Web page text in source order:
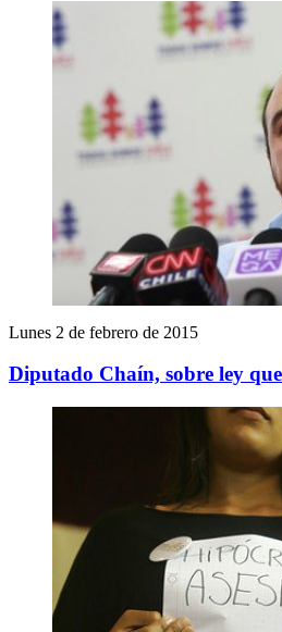
Lunes 2 de febrero de 2015
Diputado Chaín, sobre ley